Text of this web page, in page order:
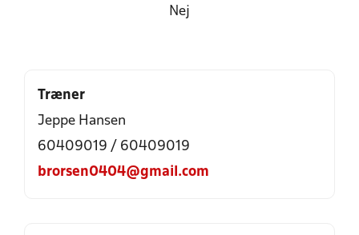
Nej
Træner
Jeppe Hansen
60409019 / 60409019
brorsen0404@gmail.com